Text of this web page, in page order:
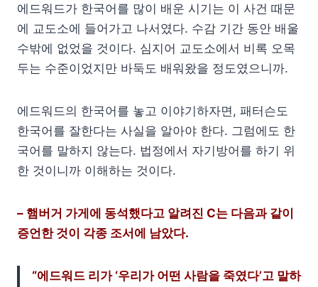
에드워드가 한국어를 많이 배운 시기는 이 사건 때문
에 교도소에 들어가고 나서였다. 수감 기간 동안 배울
수밖에 없었을 것이다. 심지어 교도소에서 비록 오목
두는 수준이었지만 바둑도 배워왔을 정도였으니까.
에드워드의 한국어를 놓고 이야기하자면, 패터슨도
한국어를 잘한다는 사실을 알아야 한다. 그럼에도 한
국어를 말하지 않는다. 법정에서 자기방어를 하기 위
한 것이니까 이해하는 것이다.
– 햄버거 가게에 동석했다고 알려진 C는 다음과 같이
증언한 것이 각종 조서에 남았다.
“에드워드 리가 ‘우리가 어떤 사람을 죽였다’고 말하